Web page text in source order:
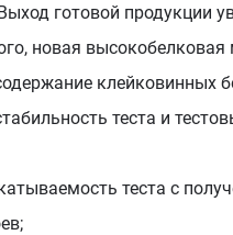
готовой продукции
новая высокобелковая
клейковинных
теста и
теста с